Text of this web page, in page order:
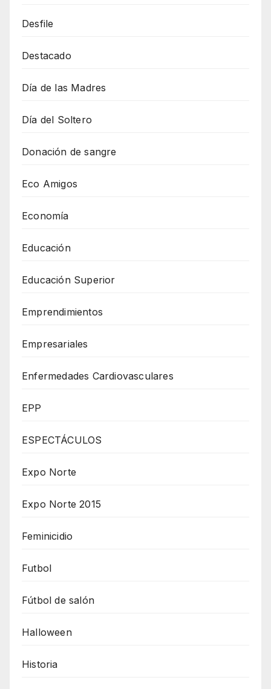
Desfile
Destacado
Día de las Madres
Día del Soltero
Donación de sangre
Eco Amigos
Economía
Educación
Educación Superior
Emprendimientos
Empresariales
Enfermedades Cardiovasculares
EPP
ESPECTÁCULOS
Expo Norte
Expo Norte 2015
Feminicidio
Futbol
Fútbol de salón
Halloween
Historia